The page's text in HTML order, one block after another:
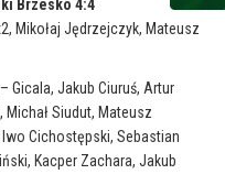
Brzesko 4:4
Mikołaj Jędrzejczyk, Mateusz
Gicala, Jakub Ciuruś, Artur
Michał Siudut, Mateusz
Cichostępski, Sebastian
Kacper Zachara, Jakub